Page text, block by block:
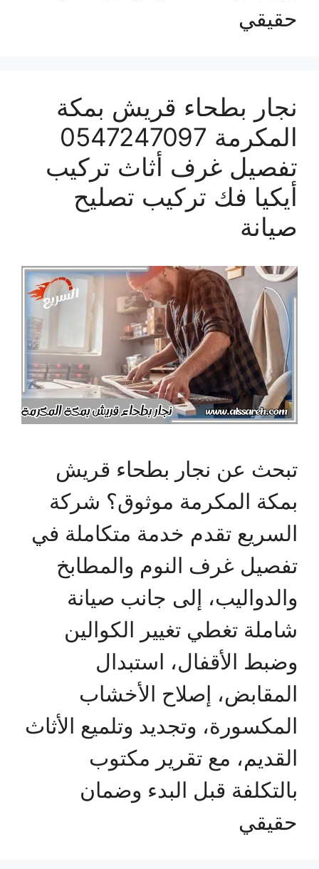
حقيقي
نجار بطحاء قريش بمكة
المكرمة 0547247097
تفصيل غرف أثاث تركيب
أيكيا فك تركيب تصليح
صيانة
تبحث عن نجار بطحاء قريش
بمكة المكرمة موثوق؟ شركة
السريع تقدم خدمة متكاملة في
تفصيل غرف النوم والمطابخ
والدواليب، إلى جانب صيانة
شاملة تغطي تغيير الكوالين
وضبط الأقفال، استبدال
المقابض، إصلاح الأخشاب
المكسورة، وتجديد وتلميع الأثاث
القديم، مع تقرير مكتوب
بالتكلفة قبل البدء وضمان
حقيقي